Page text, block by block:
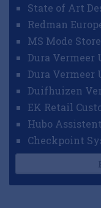
State of Art
Redman
MS Mode
Dura Vermeer
Dura
Duifhuizen
EK Retail
Hubo